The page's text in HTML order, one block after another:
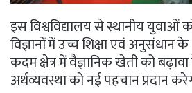
इस विश्वविद्यालय से स्थानीय युवाओं
विज्ञानों में उच्च शिक्षा एवं
कदम क्षेत्र में वैज्ञानिक खेती को
अर्थव्यवस्था को नई पहचान प्रदान